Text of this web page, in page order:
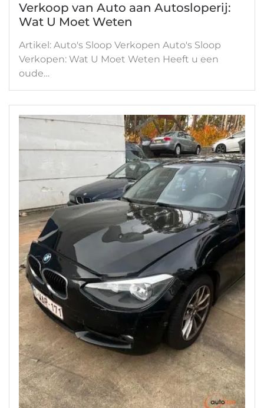
Verkoop van Auto aan Autosloperij:
Wat U Moet Weten
Artikel: Auto's Sloop Verkopen Auto's Sloop
Verkopen: Wat U Moet Weten Heeft u een
oude…